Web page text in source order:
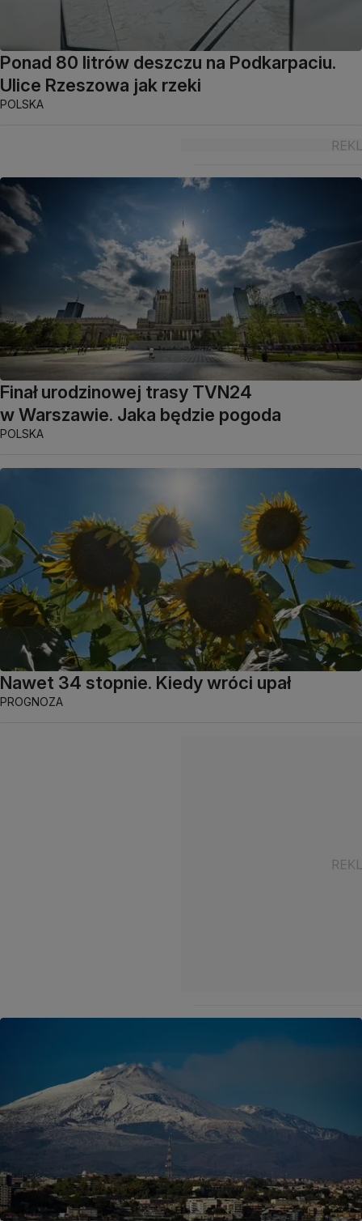
Ponad 80 litrów deszczu na Podkarpaciu.
Ulice Rzeszowa jak rzeki
POLSKA
Finał urodzinowej trasy TVN24
w Warszawie. Jaka będzie pogoda
POLSKA
Nawet 34 stopnie. Kiedy wróci upał
PROGNOZA